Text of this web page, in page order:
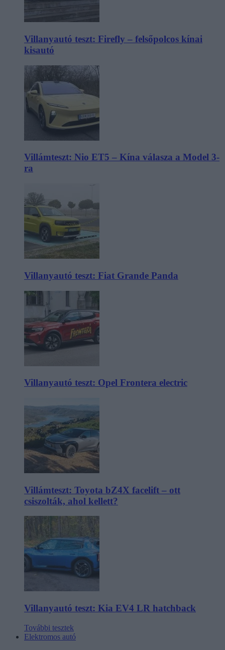
Villanyautó teszt: Firefly – felsőpolcos kínai
kisautó
Villámteszt: Nio ET5 – Kína válasza a Model 3-
ra
Villanyautó teszt: Fiat Grande Panda
Villanyautó teszt: Opel Frontera electric
Villámteszt: Toyota bZ4X facelift – ott
csiszolták, ahol kellett?
Villanyautó teszt: Kia EV4 LR hatchback
További tesztek
Elektromos autó